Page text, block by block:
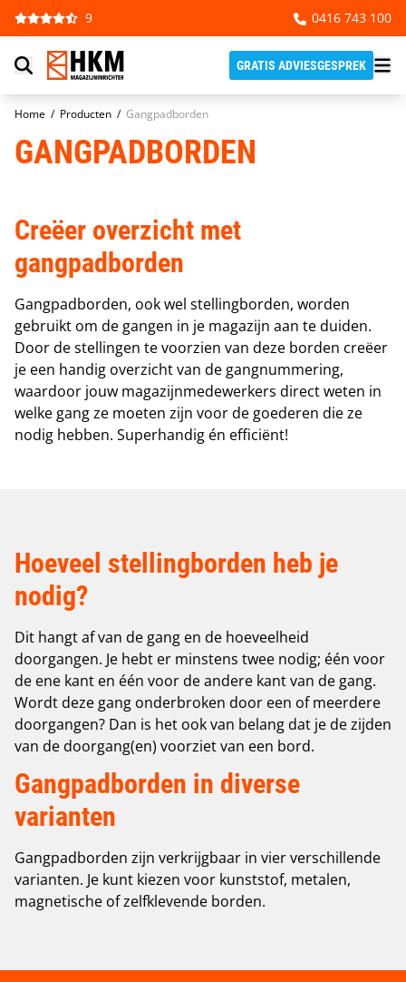
Ga naar de inhoud
9 0416 743 100
GRATIS ADVIESGESPREK
Home / Producten / Gangpadborden
GANGPADBORDEN
Creëer overzicht met
gangpadborden
Gangpadborden, ook wel stellingborden, worden
gebruikt om de gangen in je magazijn aan te duiden.
Door de stellingen te voorzien van deze borden creëer
je een handig overzicht van de gangnummering,
waardoor jouw magazijnmedewerkers direct weten in
welke gang ze moeten zijn voor de goederen die ze
nodig hebben. Superhandig én efficiënt!
Hoeveel stellingborden heb je
nodig?
Dit hangt af van de gang en de hoeveelheid
doorgangen. Je hebt er minstens twee nodig; één voor
de ene kant en één voor de andere kant van de gang.
Wordt deze gang onderbroken door een of meerdere
doorgangen? Dan is het ook van belang dat je de zijden
van de doorgang(en) voorziet van een bord.
Gangpadborden in diverse
varianten
Gangpadborden zijn verkrijgbaar in vier verschillende
varianten. Je kunt kiezen voor kunststof, metalen,
magnetische of zelfklevende borden.